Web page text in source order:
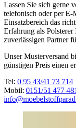
Lassen Sie sich gerne
telefonisch oder per
Einsatzbereich das
Erfahrung als Polsterer
zuverlässigen Partner
Unser Musterversand
günstigen Preis einen
Tel: 0 95 43/41 73 714
Mobil: 0151/51 477 481